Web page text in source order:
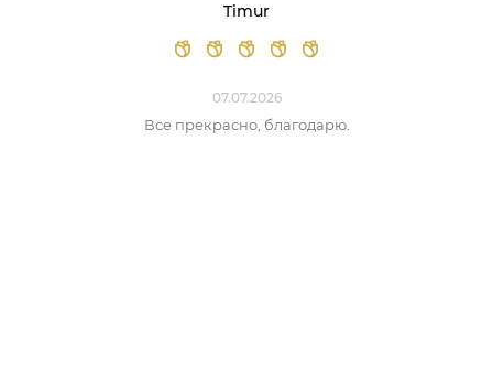
Timur
07.07.2026
Все прекрасно, благодарю.